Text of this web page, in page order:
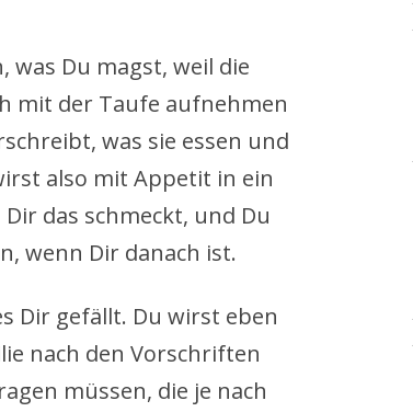
Du magst, weil die
mit der Taufe aufnehmen
was sie essen und
also mit Appetit in ein
das schmeckt, und Du
wenn Dir danach ist.
Dir gefällt. Du wirst eben
nach den Vorschriften
müssen, die je nach